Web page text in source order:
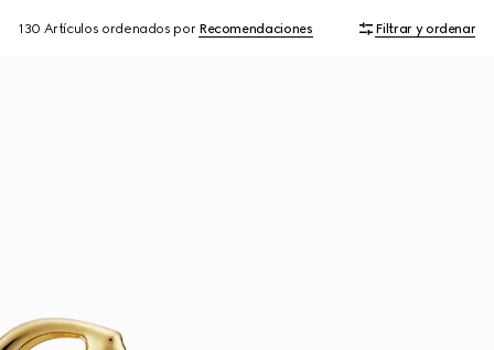
130 Artículos ordenados por Recomendaciones Filtrar y ordenar